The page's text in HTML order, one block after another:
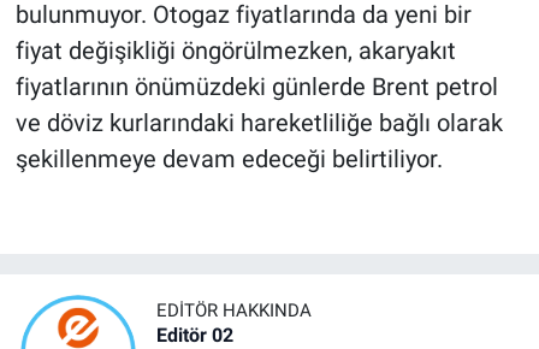
bulunmuyor. Otogaz fiyatlarında da yeni bir
fiyat değişikliği öngörülmezken, akaryakıt
fiyatlarının önümüzdeki günlerde Brent petrol
ve döviz kurlarındaki hareketliliğe bağlı olarak
şekillenmeye devam edeceği belirtiliyor.
EDITÖR HAKKINDA
Editör 02